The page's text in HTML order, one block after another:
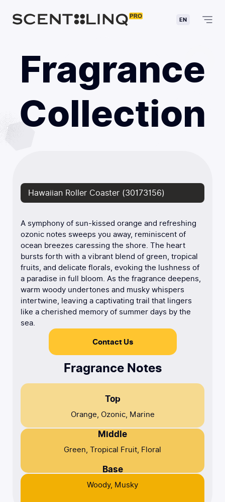
EN
Fragrance
Collection
Hawaiian Roller Coaster (30173156)
A symphony of sun-kissed orange and refreshing
ozonic notes sweeps you away, reminiscent of
ocean breezes caressing the shore. The heart
bursts forth with a vibrant blend of green, tropical
fruits, and delicate florals, evoking the lushness of
a paradise in full bloom. As the fragrance deepens,
warm woody undertones and musky whispers
intertwine, leaving a captivating trail that lingers
like a cherished memory of summer days by the
sea.
Contact Us
Fragrance Notes
Top
Orange, Ozonic, Marine
Middle
Green, Tropical Fruit, Floral
Base
Woody, Musky